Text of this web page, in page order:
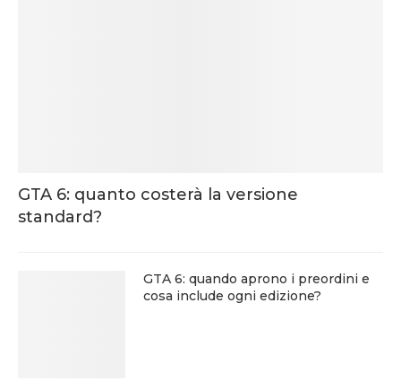
GTA 6: quanto costerà la versione
standard?
GTA 6: quando aprono i preordini e
cosa include ogni edizione?